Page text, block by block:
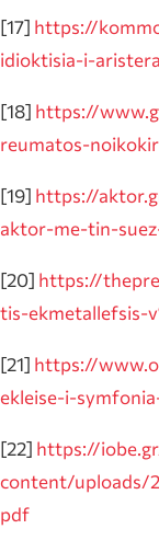
[17] https://
idioktisia-i-
[18] https://
reumatos-
[19] https://
aktor-me-tin-
[20] https://
tis-ekmetallefsis-
[21] https://
ekleise-i-
[22] https://
content/uploads/
pdf